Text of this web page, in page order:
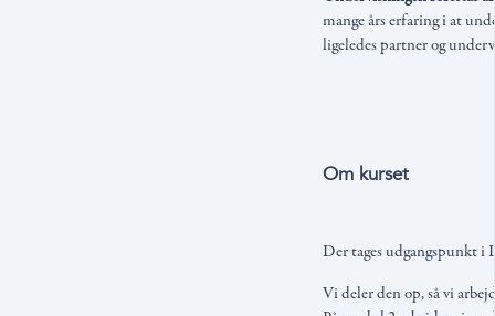
mange års erfaring i at
ligeledes partner og
Om kurset
Der tages udgangspunkt i
Vi deler den op, så vi